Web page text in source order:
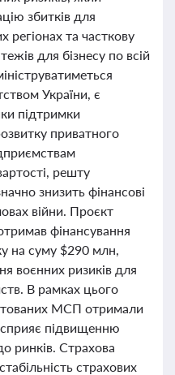
збитків для
регіонах та часткову
для бізнесу по всій
України, є
підтримки
приватного
решту
знизить фінансові
війни. Проєкт
фінансування
на суму $290 млн,
воєнних ризиків для
В рамках цього
МСП отримали
підвищенню
ринків. Страхова
страхових